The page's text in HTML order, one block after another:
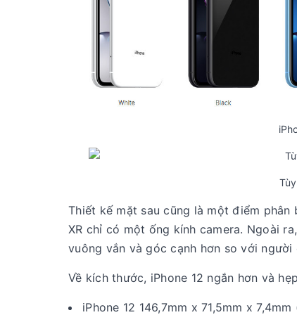
Thiết kế mặt sau cũng là một điểm phân
XR chỉ có một ống kính camera. Ngoài
vuông vắn và góc cạnh hơn so với
Về kích thước, iPhone 12 ngắn hơn và
iPhone 12 146,7mm x 71,5mm x 7,4mm